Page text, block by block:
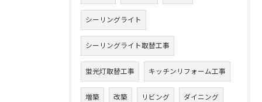
シーリングライト
シーリングライト取替工事
蛍光灯取替工事 キッチンリフォーム工事
増築 改築 リビング ダイニング